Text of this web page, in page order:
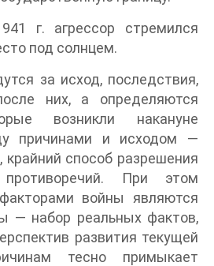
г. агрессор стремился
под солнцем.
за исход, последствия,
них, а определяются
возникли накануне
причинами и исходом —
крайний способ разрешения
При этом
войны являются
— набор реальных фактов,
развития текущей
тесно примыкает